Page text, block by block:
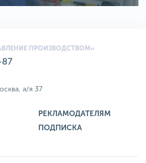
ПРОИЗВОДСТВОМ»
87
а/я 37
РЕКЛАМОДАТЕЛЯМ
ПОДПИСКА